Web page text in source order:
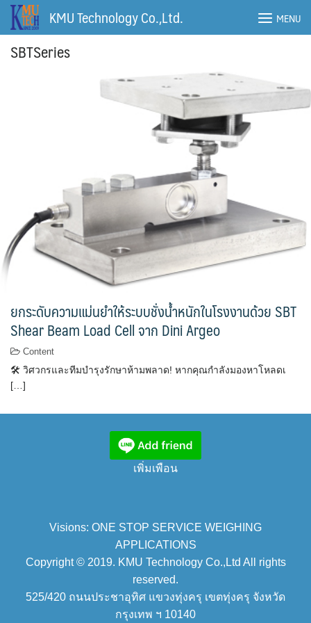
Skip
KMU Technology Co.,Ltd. MENU
SBTSeries
ยกระดับความแม่นยำให้ระบบชั่งน้ำหนักในโรงงานด้วย SBT
Shear Beam Load Cell จาก Dini Argeo
Content
🛠 วิศวกรและทีมบำรุงรักษาห้ามพลาด! หากคุณกำลังมองหาโหลดเ
[…]
เพิ่มเพือน
Visions: ONE STOP SERVICE WEIGHING
APPLICATIONS
Copyright © 2019. KMU Technology Co.,Ltd All rights
reserved.
525/420 ถนนประชาอุทิศ แขวงทุ่งครุ เขตทุ่งครุ จังหวัด
กรุงเทพ ฯ 10140